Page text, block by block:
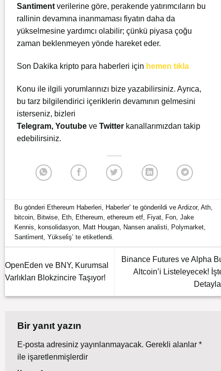
Santiment verilerine göre, perakende yatırımcıların bu
rallinin devamına inanmaması fiyatın daha da
yükselmesine yardımcı olabilir; çünkü piyasa çoğu
zaman beklenmeyen yönde hareket eder.
Son Dakika kripto para haberleri için hemen tıkla
Konu ile ilgili yorumlarınızı bize yazabilirsiniz. Ayrıca,
bu tarz bilgilendirici içeriklerin devamının gelmesini
isterseniz, bizleri
Telegram, Youtube ve Twitter kanallarımızdan takip
edebilirsiniz.
Bu gönderi Ethereum Haberleri, Haberler’ te gönderildi veArdizor,Ath,
bitcoin, Bitwise, Eth, Ethereum,ethereum etf, Fiyat, Fon,Jake
Kennis, konsolidasyon, Matt Hougan, Nansen analisti, Polymarket,
Santi̇ment,Yükseli̇ş’ te etiketlendi.
OpenEden ve BNY, Kurumsal
Varlıkları Blokzincire Taşıyor!
Binance Futures ve Alpha
Altcoin’i Listeleyecek!
Bir yanıt yazın
E-posta adresiniz yayınlanmayacak. Gerekli alanlar *
ile işaretlenmişlerdir